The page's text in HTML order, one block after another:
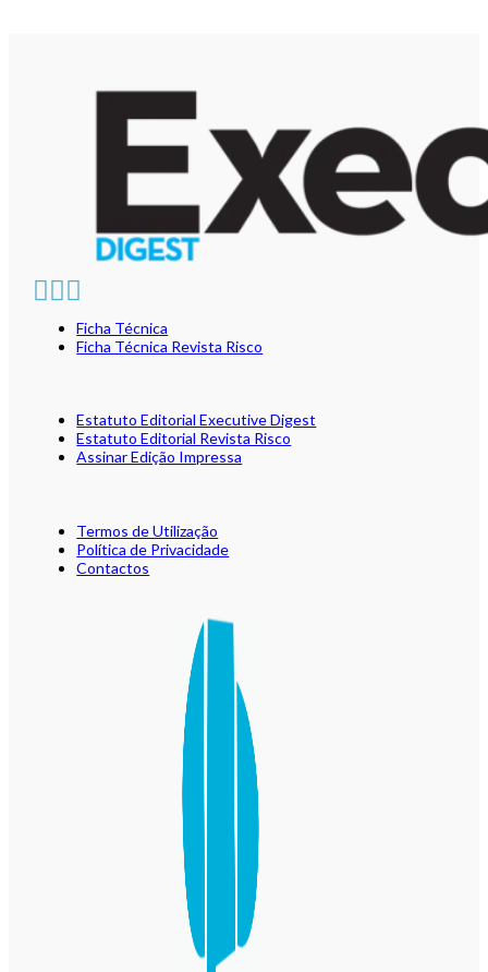
Ficha Técnica
Ficha Técnica Revista Risco
Estatuto Editorial Executive Digest
Estatuto Editorial Revista Risco
Assinar Edição Impressa
Termos de Utilização
Política de Privacidade
Contactos